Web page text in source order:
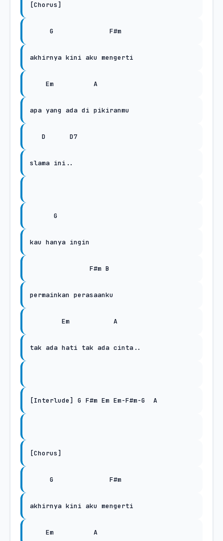
[Chorus]
G F#m
akhirnya kini aku mengerti
Em A
apa yang ada di pikiranmu
D D7
slama ini..
G
kau hanya ingin
F#m B
permainkan perasaanku
Em A
tak ada hati tak ada cinta..
[Interlude] G F#m Em Em-F#m-G A
[Chorus]
G F#m
akhirnya kini aku mengerti
Em A